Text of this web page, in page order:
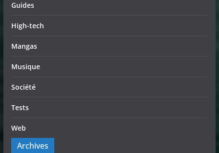
Guides
High-tech
Mangas
Musique
Société
Tests
Web
Archives